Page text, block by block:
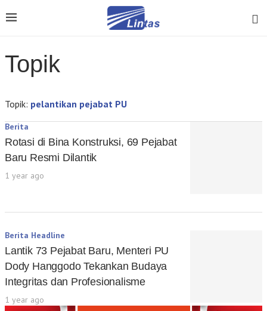
Topik
Topik: pelantikan pejabat PU
Berita
Rotasi di Bina Konstruksi, 69 Pejabat
Baru Resmi Dilantik
1 year ago
Berita Headline
Lantik 73 Pejabat Baru, Menteri PU
Dody Hanggodo Tekankan Budaya
Integritas dan Profesionalisme
1 year ago